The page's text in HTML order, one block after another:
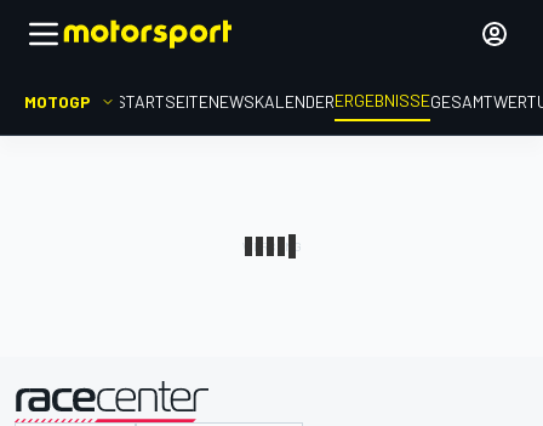
MOTOGP STARTSEITENEWSKALENDERERGEBNISSE